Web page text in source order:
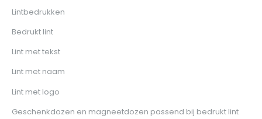
Lintbedrukken
Bedrukt lint
Lint met tekst
Lint met naam
Lint met logo
Geschenkdozen en magneetdozen passend bij bedrukt lint